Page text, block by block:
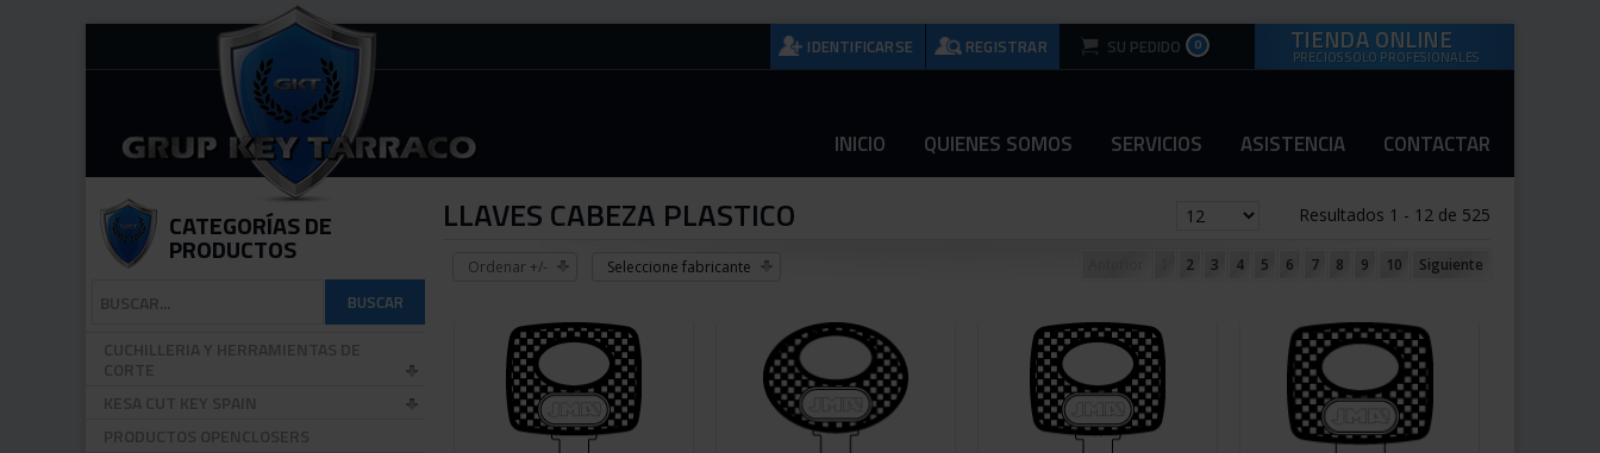
TIENDA ONLINE
PRECIOS SOLO PROFESIONALES
0
IDENTIFICARSE REGISTRAR
INICIO QUIENES SOMOS SERVICIOS ASISTENCIA CONTACTAR
LLAVES CABEZA PLASTICO Resultados 1 - 12 de 525
Ordenar +/- Seleccione fabricante 2 3 4 5 6 7 8 9 10 Siguiente
CATEGORÍAS DE
PRODUCTOS
CUCHILLERIA Y HERRAMIENTAS DE
CORTE
KESA CUT KEY SPAIN
PRODUCTOS OPENCLOSERS